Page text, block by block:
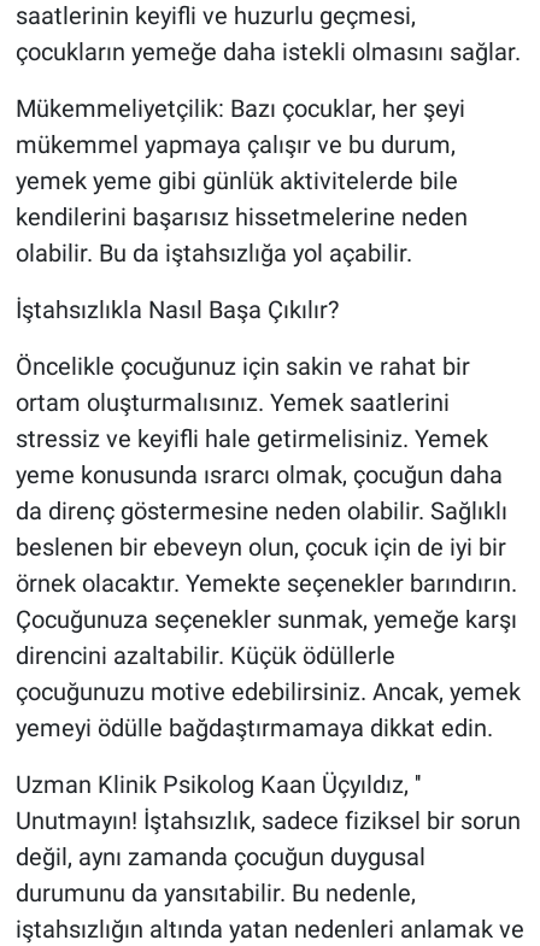
saatlerinin keyifli ve huzurlu geçmesi,
çocukların yemeğe daha istekli olmasını sağlar.
Mükemmeliyetçilik: Bazı çocuklar, her şeyi
mükemmel yapmaya çalışır ve bu durum,
yemek yeme gibi günlük aktivitelerde bile
kendilerini başarısız hissetmelerine neden
olabilir. Bu da iştahsızlığa yol açabilir.
İştahsızlıkla Nasıl Başa Çıkılır?
Öncelikle çocuğunuz için sakin ve rahat bir
ortam oluşturmalısınız. Yemek saatlerini
stressiz ve keyifli hale getirmelisiniz. Yemek
yeme konusunda ısrarcı olmak, çocuğun daha
da direnç göstermesine neden olabilir. Sağlıklı
beslenen bir ebeveyn olun, çocuk için de iyi bir
örnek olacaktır. Yemekte seçenekler barındırın.
Çocuğunuza seçenekler sunmak, yemeğe karşı
direncini azaltabilir. Küçük ödüllerle
çocuğunuzu motive edebilirsiniz. Ancak, yemek
yemeyi ödülle bağdaştırmamaya dikkat edin.
Uzman Klinik Psikolog Kaan Üçyıldız, ''
Unutmayın! İştahsızlık, sadece fiziksel bir sorun
değil, aynı zamanda çocuğun duygusal
durumunu da yansıtabilir. Bu nedenle,
iştahsızlığın altında yatan nedenleri anlamak ve